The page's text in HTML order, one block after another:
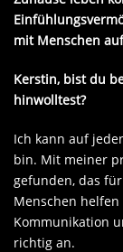
mit Menschen
Kerstin, bist du
hinwolltest?
Ich kann auf
bin. Mit meiner
gefunden, das
Menschen
Kommunikation
richtig an.